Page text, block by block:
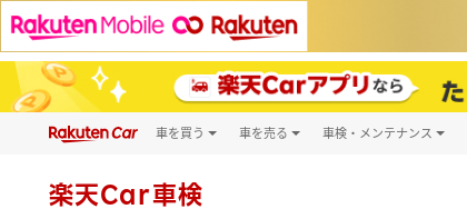
車を買う
新車
車を売る 車検・メンテナンス
楽天Car車検